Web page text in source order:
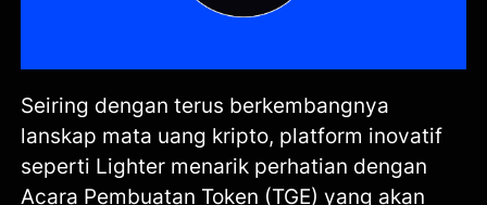
Seiring dengan terus berkembangnya
lanskap mata uang kripto, platform inovatif
seperti Lighter menarik perhatian dengan
Acara Pembuatan Token (TGE) yang akan